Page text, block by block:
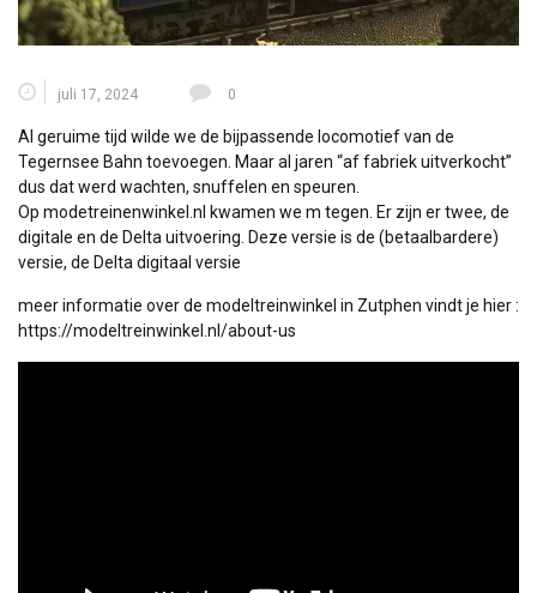
juli 17, 2024 0
Al geruime tijd wilde we de bijpassende locomotief van de
Tegernsee Bahn toevoegen. Maar al jaren “af fabriek uitverkocht”
dus dat werd wachten, snuffelen en speuren.
Op modetreinenwinkel.nl kwamen we m tegen. Er zijn er twee, de
digitale en de Delta uitvoering. Deze versie is de (betaalbardere)
versie, de Delta digitaal versie
meer informatie over de modeltreinwinkel in Zutphen vindt je hier :
https://modeltreinwinkel.nl/about-us